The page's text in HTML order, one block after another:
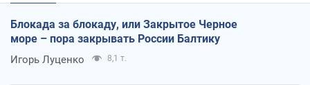
Блокада за блокаду, или Закрытое Черное
море – пора закрывать России Балтику
Игорь Луценко 8,1 т.